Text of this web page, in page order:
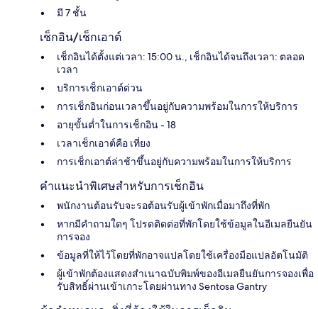
มี 7 ชั้น
เช็กอิน/เช็กเอาต์
เช็กอินได้ตั้งแต่เวลา: 15:00 น., เช็กอินได้จนถึงเวลา: ตลอด
เวลา
บริการเช็กเอาต์ด่วน
การเช็กอินก่อนเวลาขึ้นอยู่กับความพร้อมในการให้บริการ
อายุขั้นต่ำในการเช็กอิน - 18
เวลาเช็กเอาต์คือ เที่ยง
การเช็กเอาต์ล่าช้าขึ้นอยู่กับความพร้อมในการให้บริการ
คำแนะนำพิเศษสำหรับการเช็กอิน
พนักงานต้อนรับจะรอต้อนรับผู้เข้าพักเมื่อมาถึงที่พัก
หากมีคำถามใดๆ โปรดติดต่อที่พักโดยใช้ข้อมูลในอีเมลยืนยัน
การจอง
ข้อมูลที่ให้ไว้โดยที่พักอาจแปลโดยใช้เครื่องมือแปลอัตโนมัติ
ผู้เข้าพักต้องแสดงสำเนาฉบับพิมพ์ของอีเมลยืนยันการจองเพื่อ
รับสิทธิ์ผ่านเข้าเกาะโดยผ่านทาง Sentosa Gantry